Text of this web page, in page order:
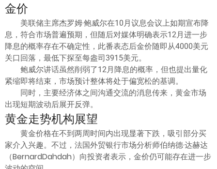
金价
美联储主席杰罗姆·鲍威尔在10月议息会议上如期宣布降
息，符合市场普遍预期，但随后对媒体明确表示12月进一步
降息的概率存在不确定性，此番表态后金价随即从4000美元
关口回落，最低下探至每盎司3915美元。
鲍威尔讲话虽然削弱了12月降息的概率，但也提出量化
紧缩即将结束，市场预计整体将处于偏宽松的基调。
同时，主要经济体之间沟通交流的消息传来，黄金市场
出现短期波动后展开反弹。
黄金走势机构展望
黄金价格在不到两周时间内出现显著下跌，吸引部分买
家介入兴趣。不过，法国外贸银行市场分析师伯纳德·达赫达
（BernardDahdah）向投资者表示，金价仍可能存在进一步